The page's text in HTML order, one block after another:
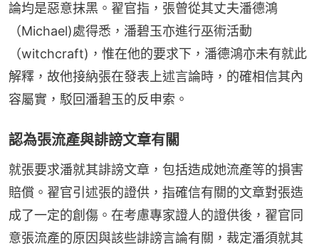
論均是惡意抹黑。翟官指，張曾從其丈夫潘德鴻
（Michael)處得悉，潘碧玉亦進行巫術活動
（witchcraft)，惟在他的要求下，潘德鴻亦未有就此
解釋，故他接納張在發表上述言論時，的確相信其內
容屬實，駁回潘碧玉的反申索。
認為張流產與誹謗文章有關
就張要求潘就其誹謗文章，包括造成她流產等的損害
賠償。翟官引述張的證供，指確信有關的文章對張造
成了一定的創傷。在考慮專家證人的證供後，翟官同
意張流產的原因與該些誹謗言論有關，裁定潘須就其